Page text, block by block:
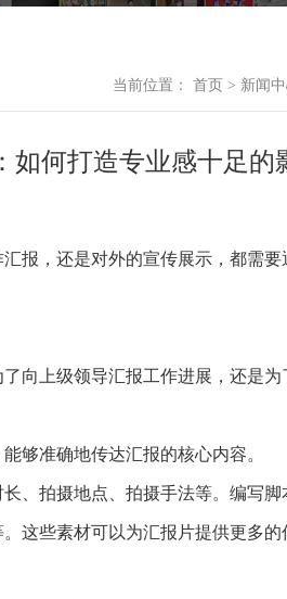
当前位置： 首页 > 新闻
如何打造专业感十足的
报，还是对外的宣传展示，都需
向上级领导汇报工作进展，还是
够准确地传达汇报的核心内容。
、拍摄地点、拍摄手法等。编写
这些素材可以为汇报片提供更多的